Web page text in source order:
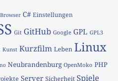
Browser C# Einstellungen
Git GitHub Google GPL GPL3
Kunst Kurzfilm Leben Linux
Neubrandenburg OpenMoko PHP
Server Sicherheit Spiele